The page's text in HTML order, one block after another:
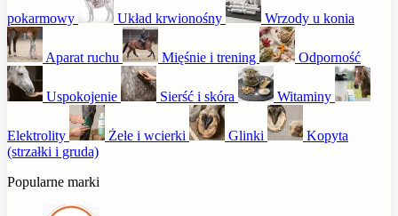
pokarmowy Układ krwionośny Wrzody u konia
Aparat ruchu Mięśnie i trening Odporność
Uspokojenie Sierść i skóra Witaminy
Elektrolity Żele i wcierki Glinki
Kopyta
(strzałki i gruda)
Popularne marki